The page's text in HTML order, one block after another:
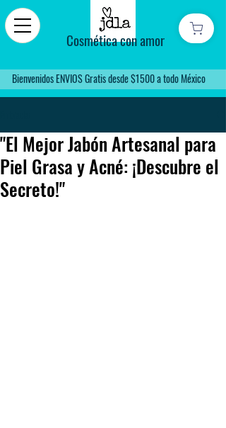
Cosmética con amor
Bienvenidos ENVIOS Gratis desde $1500 a todo México
"El Mejor Jabón Artesanal para
Piel Grasa y Acné: ¡Descubre el
Secreto!"